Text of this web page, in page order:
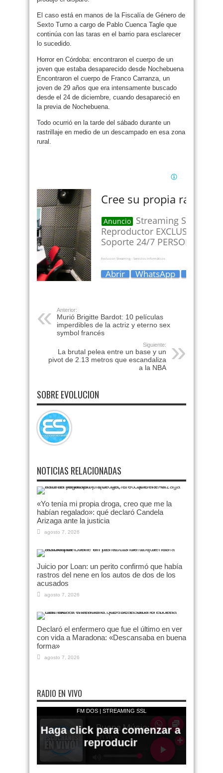
El caso está en manos de la Fiscalía de Género de
Sexto Turno a cargo de Pablo Cuenca Tagle que
continúa con las taras en el barrio para esclarecer
lo sucedido.
Horror en Córdoba: encontraron el cuerpo de un
joven que estaba desaparecido desde Nochebuena
Encontraron el cuerpo de Franco Carranza, un
joven de 29 años que era intensamente buscado
desde el 24 de diciembre, cuando desapareció en
la previa de Nochebuena.
Todo ocurrió en la tarde del sábado durante un
rastrillaje en medio de un descampado en esa zona
rural.
Anterior:
Murió Brigitte Bardot: 10 películas
imperdibles de la actriz y eterno sex
symbol francés
Siguiente:
La brutal pelea entre un base y un
pivot de 2.13 metros que escandaliza
a la NBA
SOBRE EVOLUCION
NOTICIAS RELACIONADAS
«Yo tenía mi propia droga, creo que me la
habían regalado»: qué declaró Candela
Arizaga ante la justicia
agosto 7, 2026
Juicio por Loan: un perito confirmó que había
rastros del nene en los autos de dos de los
acusados
agosto 7, 2026
Declaró el enfermero que fue el último en ver
con vida a Maradona: «Descansaba en buena
forma»
agosto 7, 2026
RADIO EN VIVO